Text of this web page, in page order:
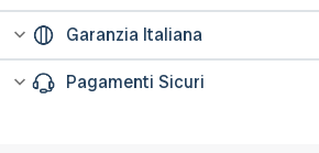
minimo 99€
Garanzia Italiana
L’assistenza per tutti i prodotti avviene in
Italia, il nostro servizio post-vendita è a
Pagamenti Sicuri